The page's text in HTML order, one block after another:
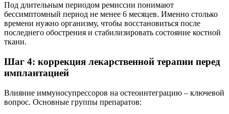
Под длительным периодом ремиссии понимают
бессимптомный период не менее 6 месяцев. Именно столько
времени нужно организму, чтобы восстановиться после
последнего обострения и стабилизировать состояние костной
ткани.
Шаг 4: коррекция лекарственной терапии перед
имплантацией
Влияние иммуносупрессоров на остеоинтеграцию – ключевой
вопрос. Основные группы препаратов: